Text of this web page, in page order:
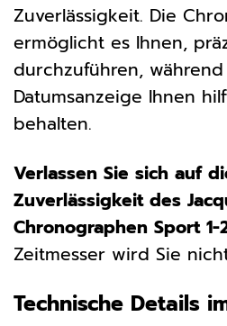
Zuverlässigkeit. Die
ermöglicht es Ihnen,
durchzuführen,
Datumsanzeige Ihnen
behalten.
Verlassen Sie sich auf
Zuverlässigkeit des
Chronographen Sport 1-
Zeitmesser wird Sie
Technische Details